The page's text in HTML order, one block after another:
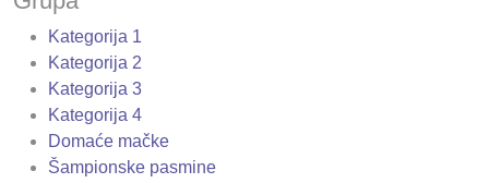
Kategorija 1
Kategorija 2
Kategorija 3
Kategorija 4
Domaće mačke
Šampionske pasmine